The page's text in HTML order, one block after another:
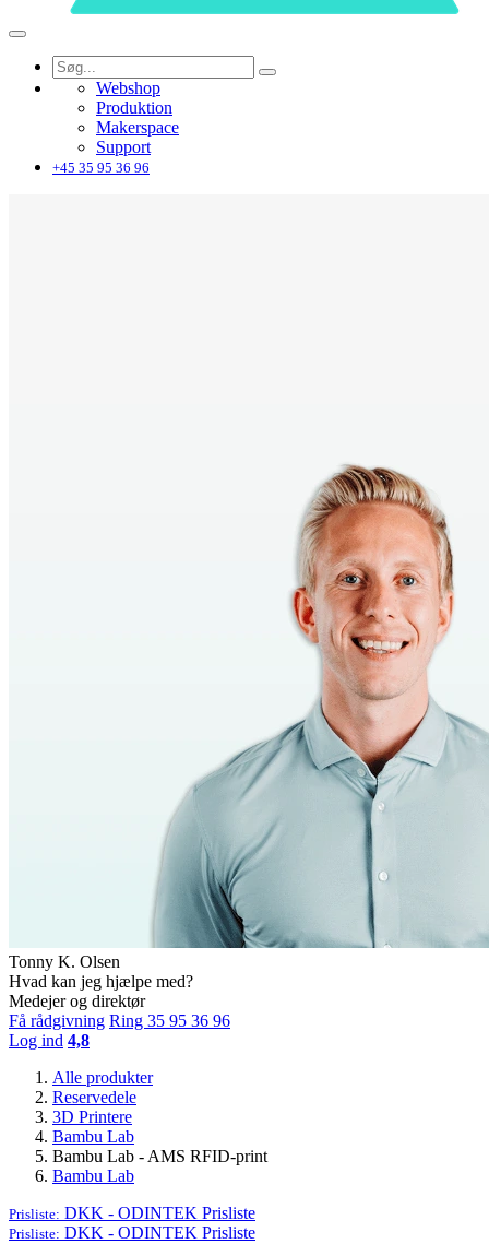
Webshop
Produktion
Makerspace
Support
+45 35 95 36 96
Tonny K. Olsen
Hvad kan jeg hjælpe med?
Medejer og direktør
Få rådgivning Ring 35 95 36 96
Log ind 4,8
Alle produkter
Reservedele
3D Printere
Bambu Lab
Bambu Lab - AMS RFID-print
Bambu Lab
Prisliste: DKK - ODINTEK Prisliste
Prisliste: DKK - ODINTEK Prisliste